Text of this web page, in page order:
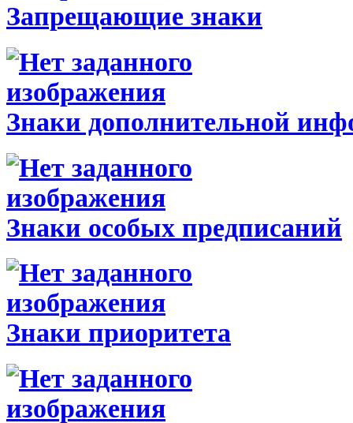
Запрещающие знаки
Знаки дополнительной
Знаки особых предписаний
Знаки приоритета